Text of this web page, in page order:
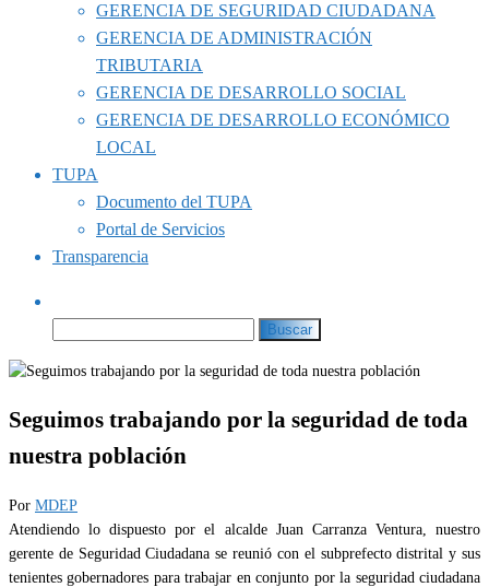
GERENCIA DE SEGURIDAD CIUDADANA
GERENCIA DE ADMINISTRACIÓN
TRIBUTARIA
GERENCIA DE DESARROLLO SOCIAL
GERENCIA DE DESARROLLO ECONÓMICO
LOCAL
TUPA
Documento del TUPA
Portal de Servicios
Transparencia
Seguimos trabajando por la seguridad de toda
nuestra población
Por MDEP
Atendiendo lo dispuesto por el alcalde Juan Carranza Ventura, nuestro
gerente de Seguridad Ciudadana se reunió con el subprefecto distrital y sus
tenientes gobernadores para trabajar en conjunto por la seguridad ciudadana